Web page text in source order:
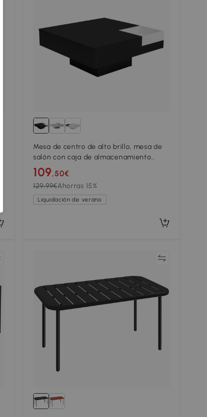
Mesa de centro de alto brillo, mesa de
salón con caja de almacenamiento
extraíble y efecto luminoso LED,
72×72×30 cm, Negro
109,50€
129,99€Ahorras 15%
Liquidación de verano